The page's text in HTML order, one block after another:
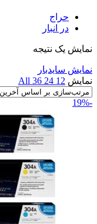
حراج
در انبار
نمایش یک نتیجه
نمایش سایدبار
نمایش 12
24
36
All
-19%